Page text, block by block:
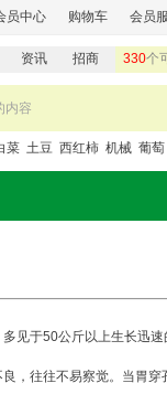
员中心 购物车 会员
资讯 招商 330个
菜 土豆 西红柿 机械 葡萄
见于50公斤以上生长迅速
，往往不易察觉。当胃